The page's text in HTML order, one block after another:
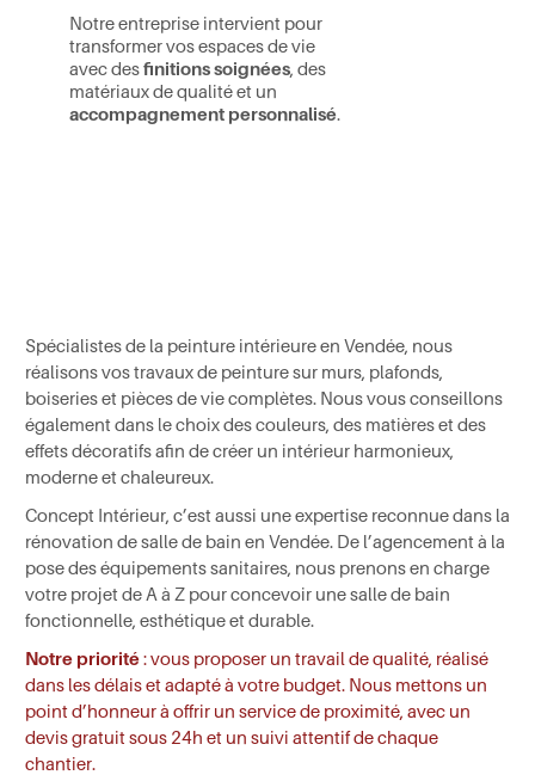
Notre entreprise intervient pour
transformer vos espaces de vie
avec desfinitions soignées, des
matériaux de qualité et un
accompagnement personnalisé.
Spécialistes de la peinture intérieure en Vendée, nous
réalisons vos travaux de peinture sur murs, plafonds,
boiseries et pièces de vie complètes. Nous vous conseillons
également dans le choix des couleurs, des matières et des
effets décoratifs afin de créer un intérieur harmonieux,
moderne et chaleureux.
Concept Intérieur, c’est aussi une expertise reconnue dans la
rénovation de salle de bain en Vendée. De l’agencement à la
pose des équipements sanitaires, nous prenons en charge
votre projet de A à Z pour concevoir une salle de bain
fonctionnelle, esthétique et durable.
Notre priorité: vous proposer un travail de qualité, réalisé
dans les délais et adapté à votre budget. Nous mettons un
point d’honneur à offrir un service de proximité, avec un
devis gratuit sous 24h et un suivi attentif de chaque
chantier.